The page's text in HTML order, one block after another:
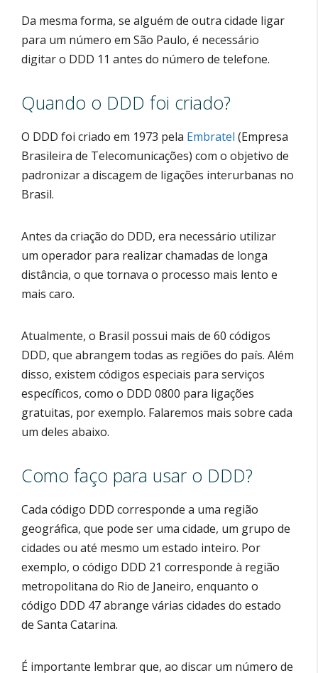
Da mesma forma, se alguém de outra cidade ligar
para um número em São Paulo, é necessário
digitar o DDD 11 antes do número de telefone.
Quando o DDD foi criado?
O DDD foi criado em 1973 pela Embratel (Empresa
Brasileira de Telecomunicações) com o objetivo de
padronizar a discagem de ligações interurbanas no
Brasil.
Antes da criação do DDD, era necessário utilizar
um operador para realizar chamadas de longa
distância, o que tornava o processo mais lento e
mais caro.
Atualmente, o Brasil possui mais de 60 códigos
DDD, que abrangem todas as regiões do país. Além
disso, existem códigos especiais para serviços
específicos, como o DDD 0800 para ligações
gratuitas, por exemplo. Falaremos mais sobre cada
um deles abaixo.
Como faço para usar o DDD?
Cada código DDD corresponde a uma região
geográfica, que pode ser uma cidade, um grupo de
cidades ou até mesmo um estado inteiro. Por
exemplo, o código DDD 21 corresponde à região
metropolitana do Rio de Janeiro, enquanto o
código DDD 47 abrange várias cidades do estado
de Santa Catarina.
É importante lembrar que, ao discar um número de